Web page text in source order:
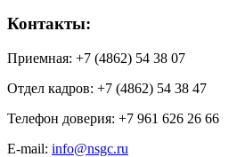
Контакты:
Приемная: +7 (4862) 54 38 07
Отдел кадров: +7 (4862) 54 38 47
Телефон доверия: +7 961 626 26 66
E-mail: info@nsgc.ru